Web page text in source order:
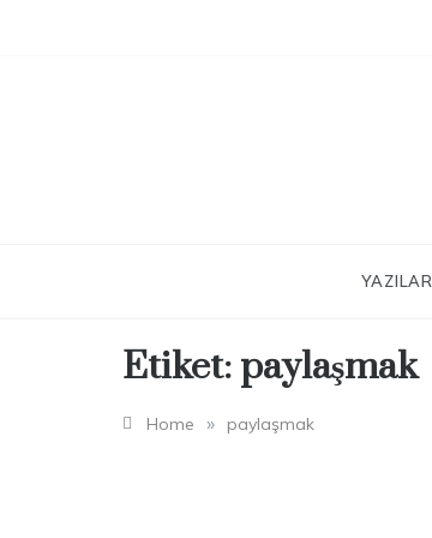
YAZILAR
Etiket: paylaşmak
Home » paylaşmak